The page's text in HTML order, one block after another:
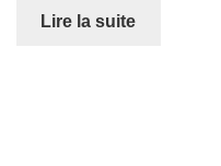
Lire la suite